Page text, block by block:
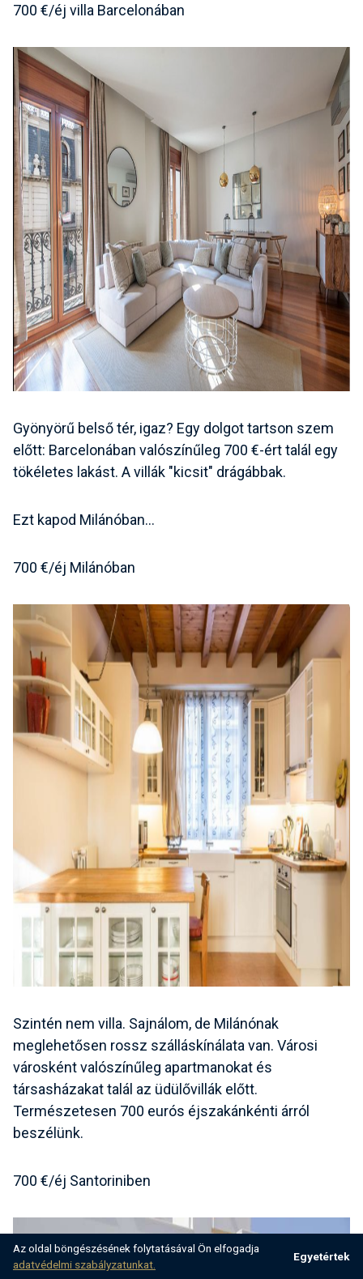
700 €/éj villa Barcelonában
Gyönyörű belső tér, igaz? Egy dolgot tartson szem
előtt: Barcelonában valószínűleg 700 €-ért talál egy
tökéletes lakást. A villák "kicsit" drágábbak.
Ezt kapod Milánóban…
700 €/éj Milánóban
Szintén nem villa. Sajnálom, de Milánónak
meglehetősen rossz szálláskínálata van. Városi
városként valószínűleg apartmanokat és
társasházakat talál az üdülővillák előtt.
Természetesen 700 eurós éjszakánkénti árról
beszélünk.
700 €/éj Santoriniben
Az oldal böngészésének folytatásával Ön elfogadja
adatvédelmi szabályzatunkat.
Egyetértek